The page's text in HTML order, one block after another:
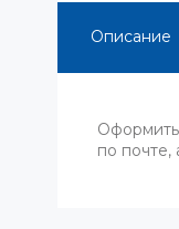
Описание
по почте,